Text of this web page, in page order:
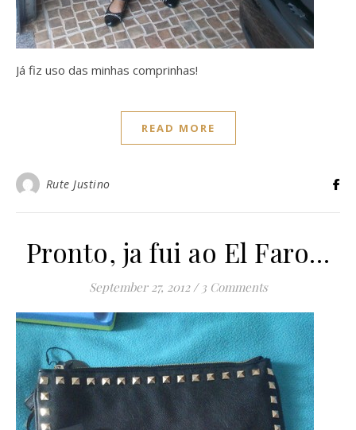
Já fiz uso das minhas comprinhas!
READ MORE
Rute Justino
Pronto, ja fui ao El Faro…
September 27, 2012 / 3 Comments